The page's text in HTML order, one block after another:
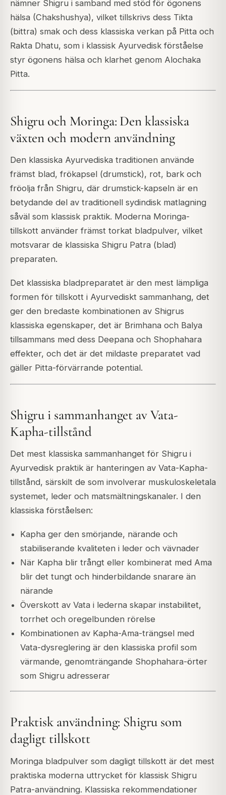
nämner Shigru i samband med stöd för ögonens
hälsa (Chakshushya), vilket tillskrivs dess Tikta
(bittra) smak och dess klassiska verkan på Pitta och
Rakta Dhatu, som i klassisk Ayurvedisk förståelse
styr ögonens hälsa och klarhet genom Alochaka
Pitta.
Shigru och Moringa: Den klassiska
växten och modern användning
Den klassiska Ayurvediska traditionen använde
främst blad, frökapsel (drumstick), rot, bark och
fröolja från Shigru, där drumstick-kapseln är en
betydande del av traditionell sydindisk matlagning
såväl som klassisk praktik. Moderna Moringa-
tillskott använder främst torkat bladpulver, vilket
motsvarar de klassiska Shigru Patra (blad)
preparaten.
Det klassiska bladpreparatet är den mest lämpliga
formen för tillskott i Ayurvediskt sammanhang, det
ger den bredaste kombinationen av Shigrus
klassiska egenskaper, det är Brimhana och Balya
tillsammans med dess Deepana och Shophahara
effekter, och det är det mildaste preparatet vad
gäller Pitta-förvärrande potential.
Shigru i sammanhanget av Vata-
Kapha-tillstånd
Det mest klassiska sammanhanget för Shigru i
Ayurvedisk praktik är hanteringen av Vata-Kapha-
tillstånd, särskilt de som involverar muskuloskeletala
systemet, leder och matsmältningskanaler. I den
klassiska förståelsen:
Kapha ger den smörjande, närande och
stabiliserande kvaliteten i leder och vävnader
När Kapha blir trångt eller kombinerat med Ama
blir det tungt och hinderbildande snarare än
närande
Överskott av Vata i lederna skapar instabilitet,
torrhet och oregelbunden rörelse
Kombinationen av Kapha-Ama-trängsel med
Vata-dysreglering är den klassiska profil som
värmande, genomträngande Shophahara-örter
som Shigru adresserar
Praktisk användning: Shigru som
dagligt tillskott
Moringa bladpulver som dagligt tillskott är det mest
praktiska moderna uttrycket för klassisk Shigru
Patra-användning. Klassiska rekommendationer